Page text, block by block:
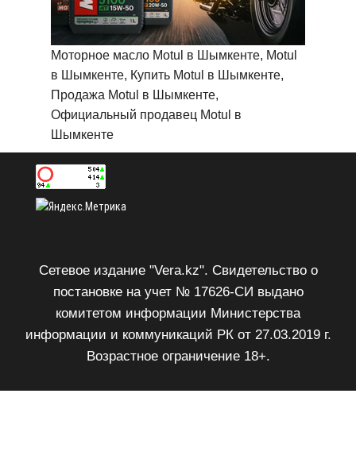
Моторное масло Motul в Шымкенте, Motul
в Шымкенте, Купить Motul в Шымкенте,
Продажа Motul в Шымкенте,
Официальный продавец Motul в
Шымкенте
Сетевое издание "Vera.kz". Свидетельство о
постановке на учет № 17626-СИ выдано
комитетом информации Министерства
информации и коммуникаций РК от 27.03.2019 г.
Возрастное ограничение 18+.